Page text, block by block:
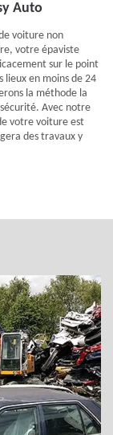
Auto
voiture non
votre épaviste
sur le point
lieux en moins de 24
la méthode la
Avec notre
votre voiture est
des travaux y